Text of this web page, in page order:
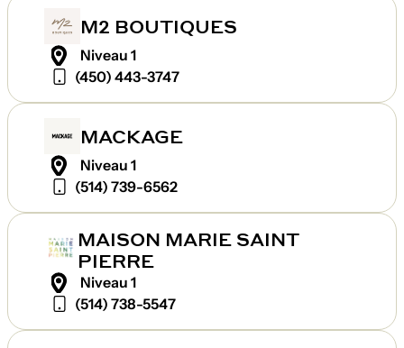
M2 BOUTIQUES
Niveau 1
(450) 443-3747
MACKAGE
Niveau 1
(514) 739-6562
MAISON MARIE SAINT
PIERRE
Niveau 1
(514) 738-5547